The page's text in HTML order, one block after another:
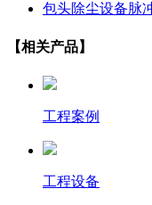
包头除尘设备脉
【相关产品】
工程案例
工程设备